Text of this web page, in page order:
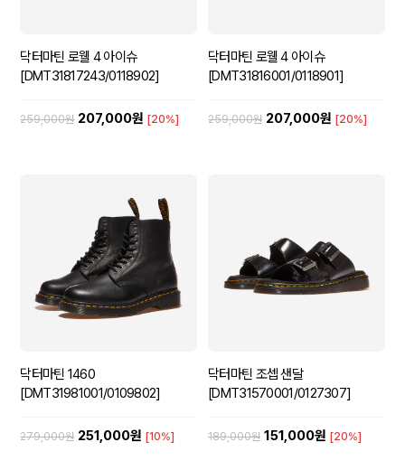
닥터마틴 로웰 4 아이슈
[DMT31817243/0118902]
259,000원 207,000원 [20%]
닥터마틴 로웰 4 아이슈
[DMT31816001/0118901]
259,000원 207,000원 [20%]
닥터마틴 1460
[DMT31981001/0109802]
279,000원 251,000원 [10%]
닥터마틴 조셉 샌달
[DMT31570001/0127307]
189,000원 151,000원 [20%]